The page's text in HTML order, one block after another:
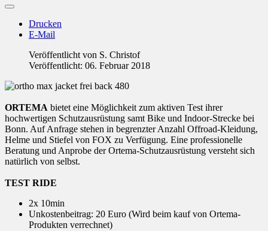
Drucken
E-Mail
Veröffentlicht von S. Christof
Veröffentlicht: 06. Februar 2018
ORTEMA bietet eine Möglichkeit zum aktiven Test ihrer
hochwertigen Schutzausrüstung samt Bike und Indoor-Strecke bei
Bonn. Auf Anfrage stehen in begrenzter Anzahl Offroad-Kleidung,
Helme und Stiefel von FOX zu Verfügung. Eine professionelle
Beratung und Anprobe der Ortema-Schutzausrüstung versteht sich
natürlich von selbst.
TEST RIDE
2x 10min
Unkostenbeitrag: 20 Euro (Wird beim kauf von Ortema-
Produkten verrechnet)